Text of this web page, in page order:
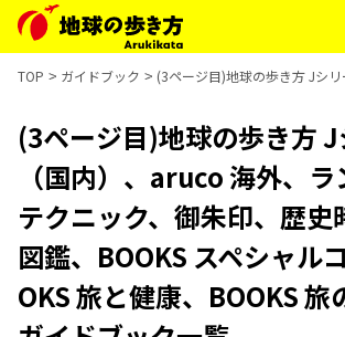
TOP ガイドブック (3ページ目)地球の歩き方 Jシ
(3ページ目)地球の歩き方
（国内）、aruco 海外、
テクニック、御朱印、歴史
図鑑、BOOKS スペシャル
OKS 旅と健康、BOOKS 旅